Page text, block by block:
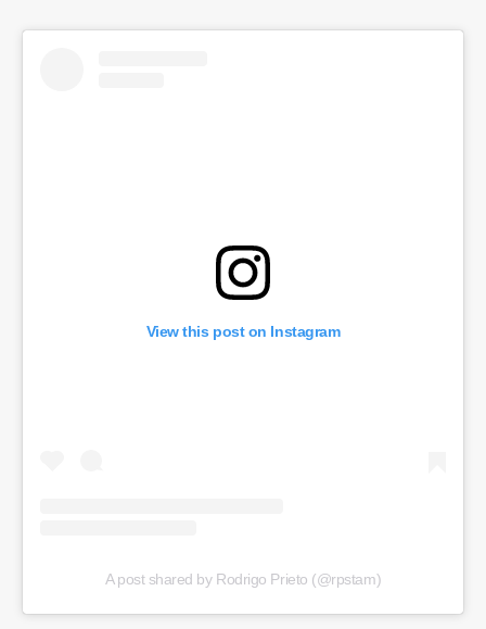
View this post on Instagram
A post shared by Rodrigo Prieto (@rpstam)